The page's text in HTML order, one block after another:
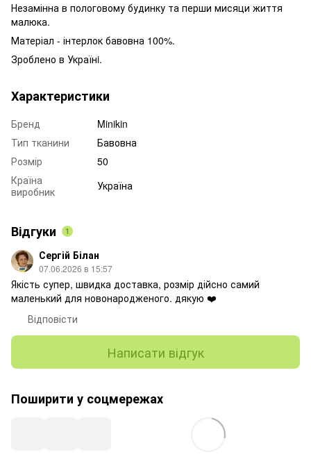
Незамінна в пологовому будинку та перши мисяци життя
малюка.
Матеріал - інтерлок бавовна 100%.
Зроблено в Українi.
Характеристики
Бренд
Minikin
Тип тканини
Бавовна
Розмір
50
Країна
виробник
Україна
Відгуки 1
Сергій Білан
07.06.2026 в 15:57
Якість супер, швидка доставка, розмір дійсно самий
маленький для новонародженого. дякую ❤️
Відповісти
Написати відгук
Поширити у соцмережах